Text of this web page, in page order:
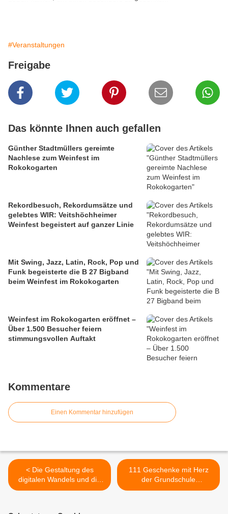
#Veranstaltungen
Freigabe
Das könnte Ihnen auch gefallen
Günther Stadtmüllers gereimte
Nachlese zum Weinfest im
Rokokogarten
Rekordbesuch, Rekordumsätze und
gelebtes WIR: Veitshöchheimer
Weinfest begeistert auf ganzer Linie
Mit Swing, Jazz, Latin, Rock, Pop und
Funk begeisterte die B 27 Bigband
beim Weinfest im Rokokogarten
Weinfest im Rokokogarten eröffnet –
Über 1.500 Besucher feiern
stimmungsvollen Auftakt
Kommentare
Einen Kommentar hinzufügen
< Die Gestaltung des
digitalen Wandels und die
verstärkte
111 Geschenke mit Herz
der Grundschule
Veitshöchheim >